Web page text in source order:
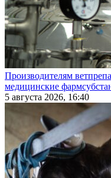
Производителям
медицинские
5 августа 2026, 16:40